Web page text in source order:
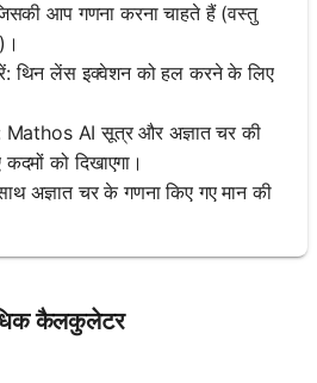
आप गणना करना चाहते हैं (वस्तु
थिन लेंस इक्वेशन को हल करने के लिए
Mathos AI सूत्र और अज्ञात चर की
को दिखाएगा।
अज्ञात चर के गणना किए गए मान की
कैलकुलेटर